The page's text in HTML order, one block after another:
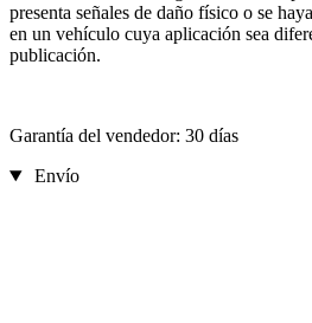
presenta señales de daño físico o se
en un vehículo cuya aplicación sea
publicación.
Garantía del vendedor: 30 días
Envío